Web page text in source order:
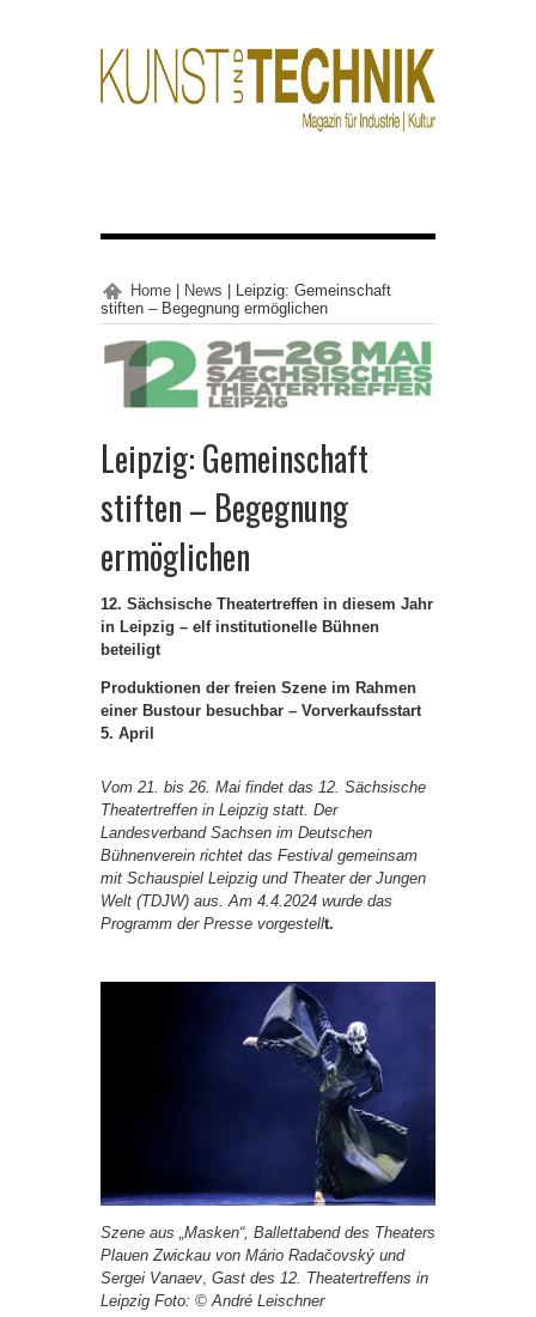
Home News
Leipzig: Gemeinschaft
stiften – Begegnung ermöglichen
Leipzig: Gemeinschaft
stiften – Begegnung
ermöglichen
12. Sächsische Theatertreffen in diesem Jahr
in Leipzig – elf institutionelle Bühnen
beteiligt
Produktionen der freien Szene im Rahmen
einer Bustour besuchbar – Vorverkaufsstart
5. April
Vom 21. bis 26. Mai findet das 12. Sächsische
Theatertreffen in Leipzig statt. Der
Landesverband Sachsen im Deutschen
Bühnenverein richtet das Festival gemeinsam
mit Schauspiel Leipzig und Theater der Jungen
Welt (TDJW) aus. Am 4.4.2024 wurde das
Programm der Presse vorgestellt.
Szene aus „Masken“, Ballettabend des Theaters
Plauen Zwickau von Mário Radačovský und
Sergei Vanaev Gast des 12. Theatertreffens in
Leipzig Foto: © André Leischner